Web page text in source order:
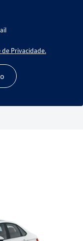
de Privacidade.